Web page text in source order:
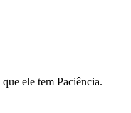
ele tem Paciência.